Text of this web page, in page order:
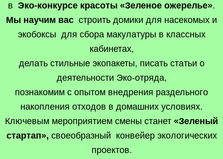
в Эко-конкурсе красоты «Зеленое ожерелье».
Мы научим вас строить домики для насекомых и
экобоксы для сбора макулатуры в классных
кабинетах,
делать стильные экопакеты, писать статьи о
деятельности Эко-отряда,
познакомим с опытом внедрения раздельного
накопления отходов в домашних условиях.
Ключевым мероприятием смены станет «Зеленый
стартап», своеобразный конвейер экологических
проектов.